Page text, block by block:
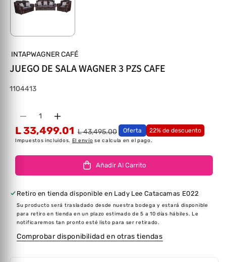
INTAPWAGNER CAFÉ
JUEGO DE SALA WAGNER 3 PZS CAFE
SKU:
1104413
Disminuir cantidad para JUEGO DE SALA
Cantidad
Aumentar cantidad para JUEGO DE
L 33,499.01 L 43,495.00 Oferta 22% de descuento
Impuestos incluidos. El envío se calcula en el pago.
Añadir Al Carrito
Retiro en tienda disponible en Lady Lee Catacamas E022
Su producto será trasladado desde nuestra bodega y estará disponible
para retiro en tienda en un plazo estimado de 5 a 10 días hábiles. Le
notificaremos tan pronto esté listo para ser retirado.
Comprobar disponibilidad en otras tiendas